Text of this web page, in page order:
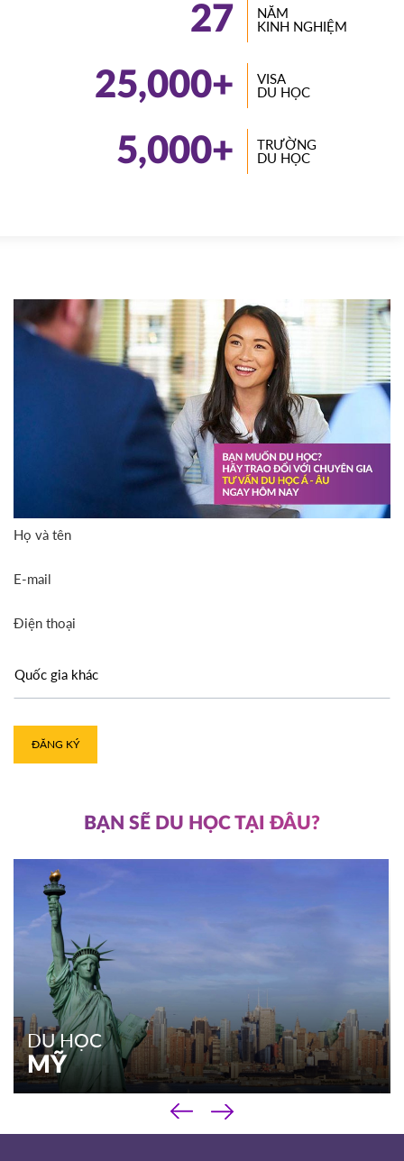
27
NĂM
KINH NGHIỆM
25,000+
VISA
DU HỌC
5,000+
TRƯỜNG
DU HỌC
Họ và tên
E-mail
Điện thoại
ĐĂNG KÝ
BẠN SẼ DU HỌC TẠI ĐÂU?
DU HỌC
MỸ
‹
›